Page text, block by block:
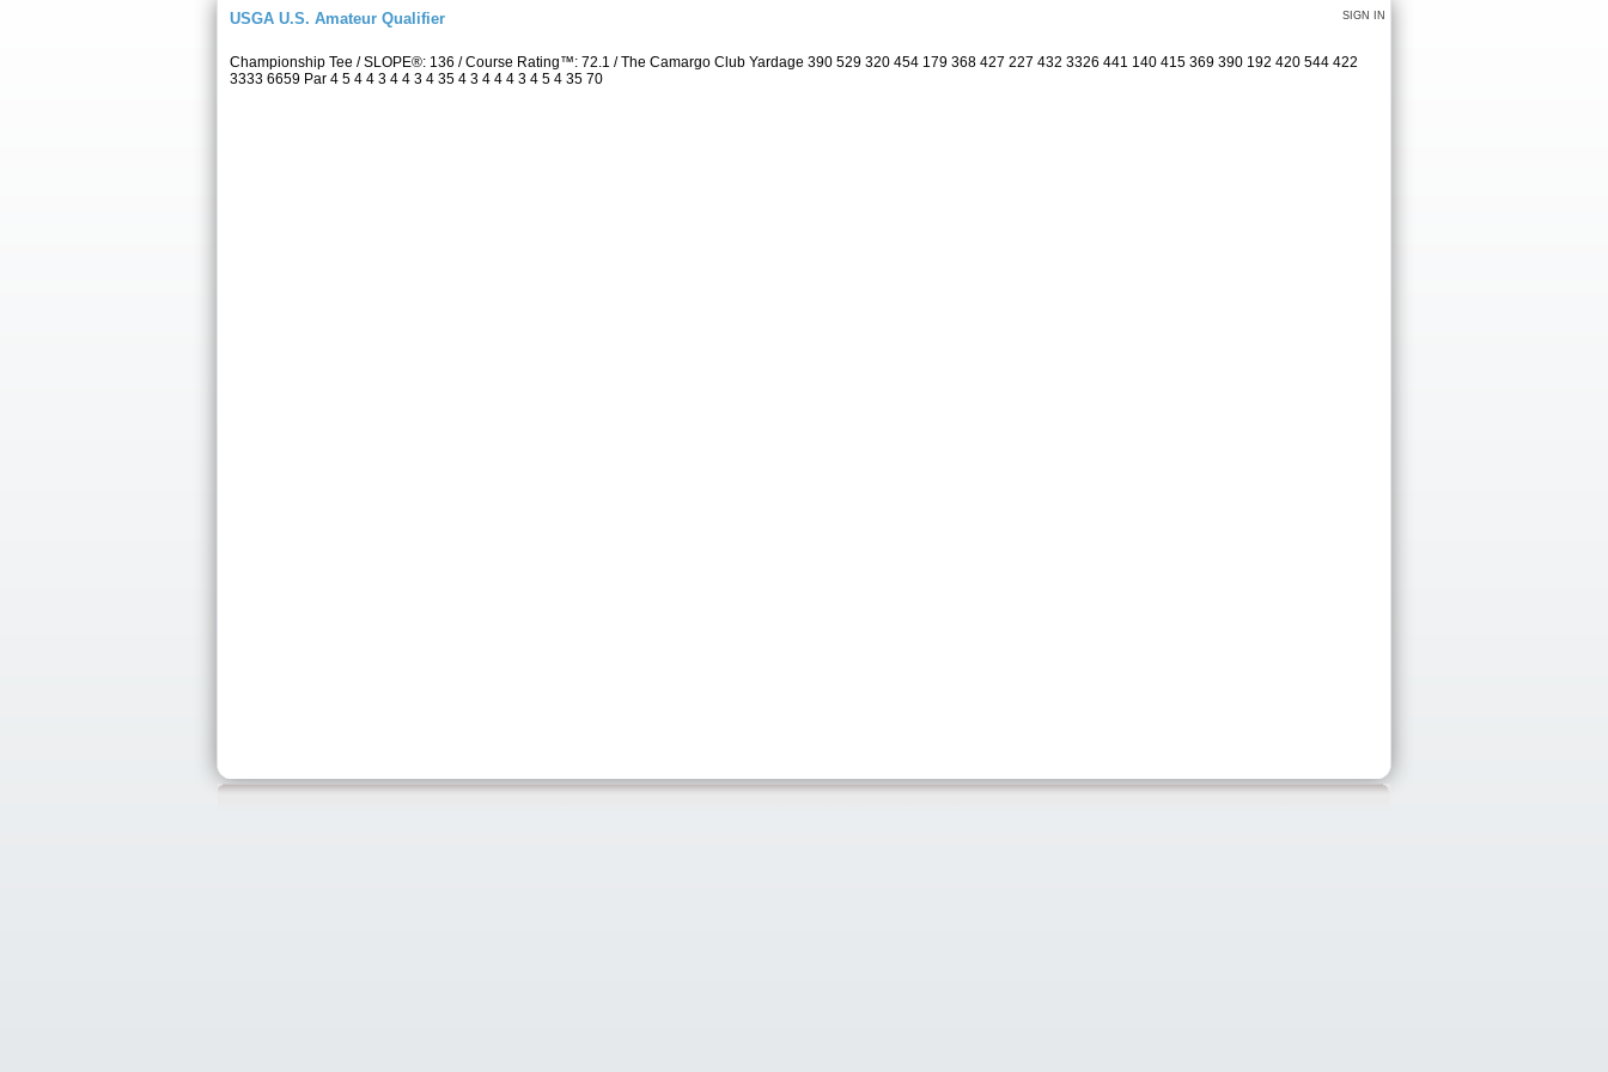
SIGN IN
USGA U.S. Amateur Qualifier
Championship Tee / SLOPE®: 136 / Course Rating™: 72.1 / The Camargo Club Yardage 390 529 320 454 179 368 427 227 432 3326 441 140 415 369 390 192 420 544 422
3333 6659 Par 4 5 4 4 3 4 4 3 4 35 4 3 4 4 4 3 4 5 4 35 70